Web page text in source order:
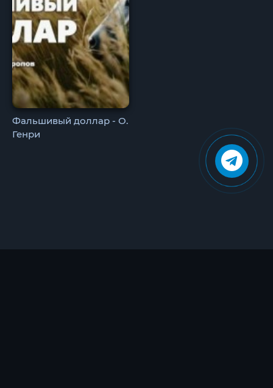
Фальшивый доллар - О.
Генри